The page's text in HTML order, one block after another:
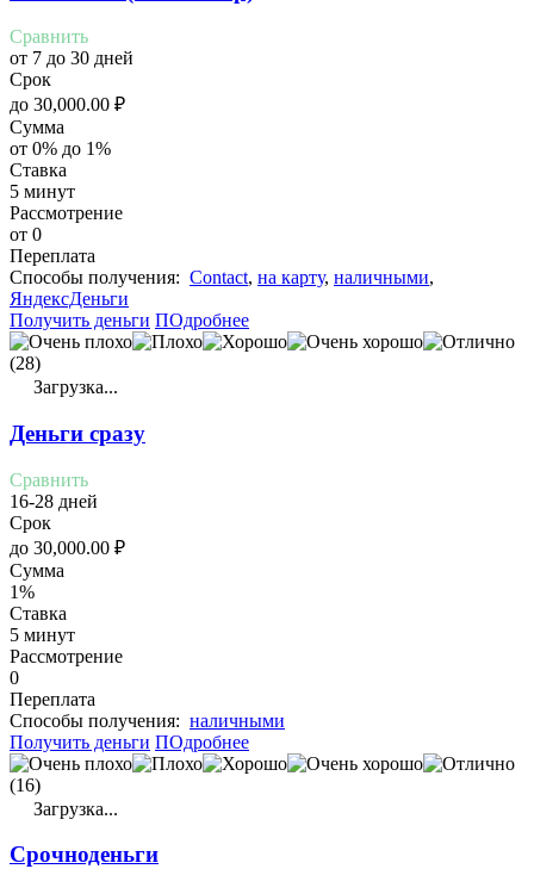
Сравнить
от 7 до 30 дней
Срок
до 30,000.00 ₽
Сумма
от 0% до 1%
Ставка
5 минут
Рассмотрение
от 0
Переплата
Cпособы получения: Contact, на карту, наличными,
ЯндексДеньги
Получить деньги ПОдробнее
(28)
Загрузка...
Деньги сразу
Сравнить
16-28 дней
Срок
до 30,000.00 ₽
Сумма
1%
Ставка
5 минут
Рассмотрение
0
Переплата
Cпособы получения: наличными
Получить деньги ПОдробнее
(16)
Загрузка...
Срочноденьги